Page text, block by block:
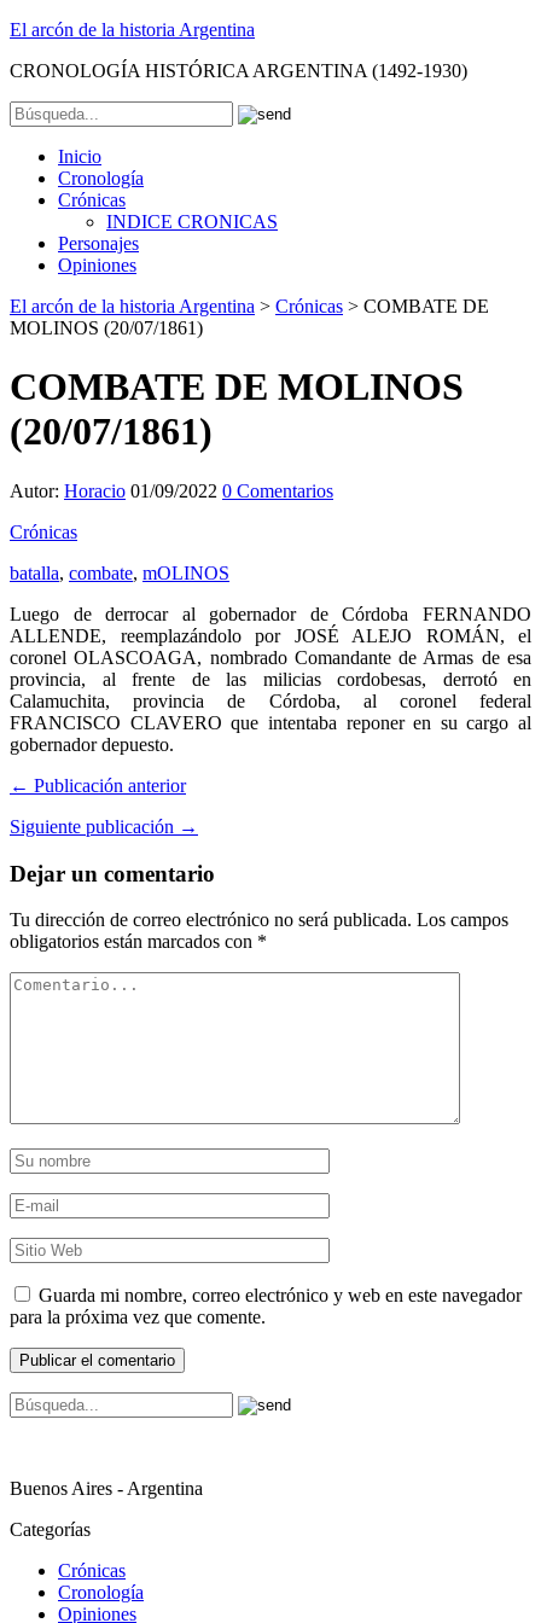
El arcón de la historia Argentina
CRONOLOGÍA HISTÓRICA ARGENTINA (1492-1930)
Inicio
Cronología
Crónicas
INDICE CRONICAS
Personajes
Opiniones
El arcón de la historia Argentina > Crónicas > COMBATE DE
MOLINOS (20/07/1861)
COMBATE DE MOLINOS
(20/07/1861)
Autor: Horacio 01/09/2022 0 Comentarios
Crónicas
batalla, combate, mOLINOS
Luego de derrocar al gobernador de Córdoba FERNANDO
ALLENDE, reemplazándolo por JOSÉ ALEJO ROMÁN, el
coronel OLASCOAGA, nombrado Comandante de Armas de esa
provincia, al frente de las milicias cordobesas, derrotó en
Calamuchita, provincia de Córdoba, al coronel federal
FRANCISCO CLAVERO que intentaba reponer en su cargo al
gobernador depuesto.
← Publicación anterior
Siguiente publicación →
Dejar un comentario
Tu dirección de correo electrónico no será publicada. Los campos
obligatorios están marcados con *
Guarda mi nombre, correo electrónico y web en este navegador
para la próxima vez que comente.
Buenos Aires - Argentina
Categorías
Crónicas
Cronología
Opiniones